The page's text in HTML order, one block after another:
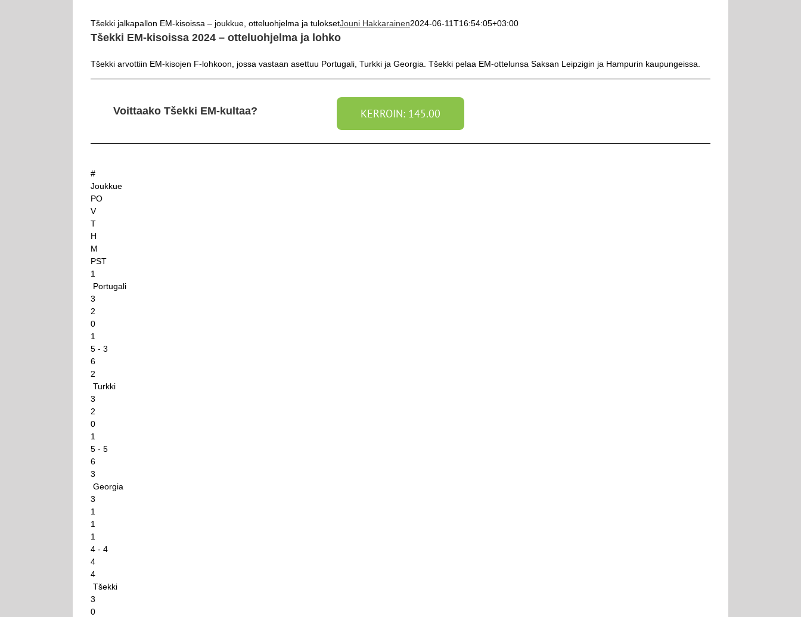
Tšekki jalkapallon EM-kisoissa – joukkue, otteluohjelma ja tuloksetJouni Hakkarainen2024-06-11T16:54:05+03:00
Tšekki EM-kisoissa 2024 – otteluohjelma ja lohko
Tšekki arvottiin EM-kisojen F-lohkoon, jossa vastaan asettuu Portugali, Turkki ja Georgia. Tšekki pelaa EM-ottelunsa Saksan Leipzigin ja Hampurin kaupungeissa.
Voittaako Tšekki EM-kultaa? KERROIN: 145.00
#
Joukkue
PO
V
T
H
M
PST
1
Portugali
3
2
0
1
5 - 3
6
2
Turkki
3
2
0
1
5 - 5
6
3
Georgia
3
1
1
1
4 - 4
4
4
Tšekki
3
0